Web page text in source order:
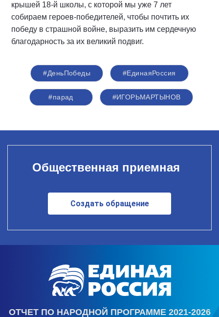
крышей 18-й школы, с которой мы уже 7 лет
собираем героев-победителей, чтобы почтить их
победу в страшной войне, выразить им сердечную
благодарность за их великий подвиг.
#ДеньПобеды #ЕдинаяРоссия
#парад #ИГОРЬМАРТЫНОВ
Общественная приемная
Создать обращение
ОТЧЕТ ПО НАРОДНОЙ ПРОГРАММЕ 2021-2026